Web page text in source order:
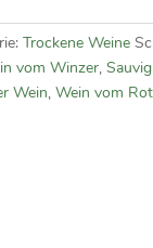
Trockene Weine
vom Winzer,
Wein, Wein vom